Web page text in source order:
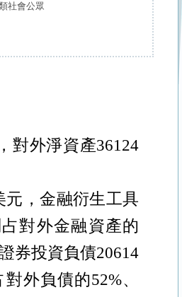
社會公眾
對外淨資產36124
元，金融衍生工具
對外金融資產的
券投資負債20614
外負債的52%、